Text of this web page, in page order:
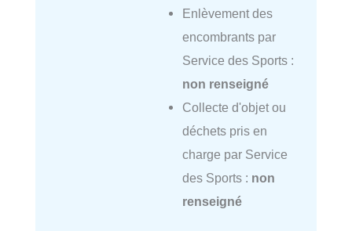
Enlèvement des
encombrants par
Service des Sports :
non renseigné
Collecte d'objet ou
déchets pris en
charge par Service
des Sports : non
renseigné